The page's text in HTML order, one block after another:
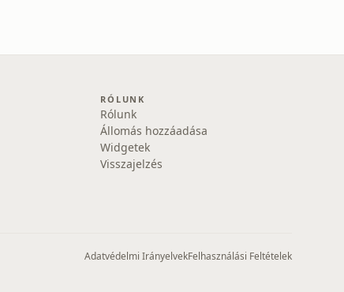
RÓLUNK
Rólunk
Állomás hozzáadása
Widgetek
Visszajelzés
Adatvédelmi IrányelvekFelhasználási Feltételek